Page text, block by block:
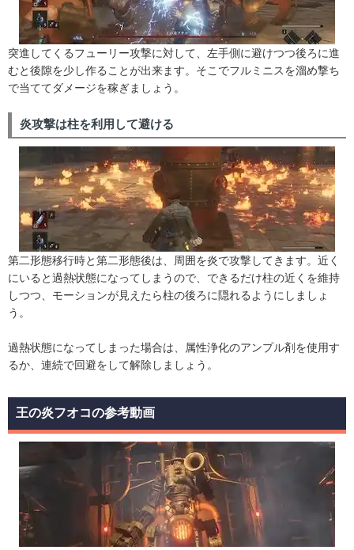
突進してくるフューリー攻撃に対して、左手側に避けつつ後ろに進
むと後隙を少し作ることが出来ます。そこでフルミニスを溜め撃ち
で当ててダメージを稼ぎましょう。
炎攻撃は柱を利用して避ける
第二形態移行時と第二形態後は、周囲を炎で攻撃してきます。近く
にいると過熱状態になってしまうので、できるだけ柱の近くを維持
しつつ、モーションが見えたら柱の後ろに隠れるようにしましょ
う。
過熱状態になってしまった場合は、属性浄化のアンプル剤を使用す
るか、連続で回避をして解除しましょう。
王の炎フオコの参考動画